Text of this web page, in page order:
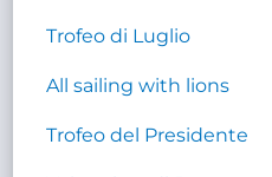
Trofeo di Luglio
All sailing with lions
Trofeo del Presidente